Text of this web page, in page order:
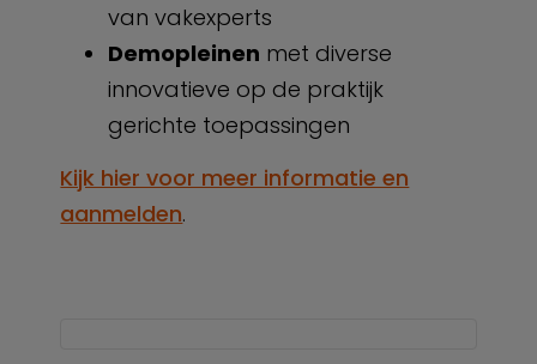
van vakexperts
Demopleinen met diverse
innovatieve op de praktijk
gerichte toepassingen
Kijk hier voor meer informatie en
aanmelden.